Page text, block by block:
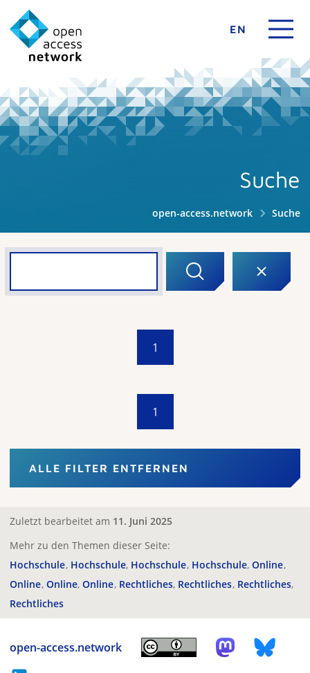
EN
Suche
open-access.network Suche
1
1
ALLE FILTER ENTFERNEN
Zuletzt bearbeitet am 11. Juni 2025
Mehr zu den Themen dieser Seite:
Hochschule Hochschule Hochschule Hochschule Online
Online Online Online Rechtliches Rechtliches Rechtliches
Rechtliches
open-access.network